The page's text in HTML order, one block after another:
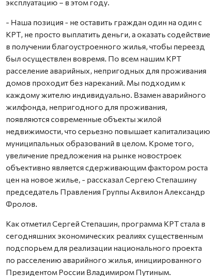
эксплуатацию – в этом году.
- Наша позиция - не оставить граждан один на один с
КРТ, не просто выплатить деньги, а оказать содействие
в получении благоустроенного жилья, чтобы переезд
был осуществлен вовремя. По всем нашим КРТ
расселение аварийных, непригодных для проживания
домов проходит без нареканий. Мы подходим к
каждому жителю индивидуально. Взамен аварийного
жилфонда, непригодного для проживания,
появляются современные объекты жилой
недвижимости, что серьезно повышает капитализацию
муниципальных образований в целом. Кроме того,
увеличение предложения на рынке новостроек
объективно является сдерживающим фактором роста
цен на новое жилье, - рассказал Сергею Степашину
председатель Правления Группы Аквилон Александр
Фролов.
Как отметил Сергей Степашин, программа КРТ стала в
сегодняшних экономических реалиях существенным
подспорьем для реализации национального проекта
по расселению аварийного жилья, инициированного
Президентом России Владимиром Путиным.